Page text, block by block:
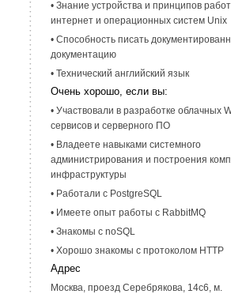
• Знание устройства и принципов
интернет и операционных систем Unix
• Способность писать
документацию
• Технический английский язык
Очень хорошо, если вы:
• Участвовали в разработке облачных
сервисов и серверного ПО
• Владеете навыками системного
администрирования и построения
инфраструктуры
• Работали с PostgreSQL
• Имеете опыт работы с RabbitMQ
• Знакомы с noSQL
• Хорошо знакомы с протоколом HTTP
Адрес
Москва, проезд Серебрякова, 14с6, м.